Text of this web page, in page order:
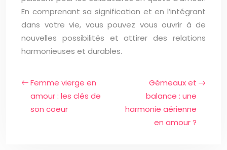
En comprenant sa signification et en l’intégrant
dans votre vie, vous pouvez vous ouvrir à de
nouvelles possibilités et attirer des relations
harmonieuses et durables.
Femme vierge en
amour : les clés de
son coeur
Gémeaux et
balance : une
harmonie aérienne
en amour ?